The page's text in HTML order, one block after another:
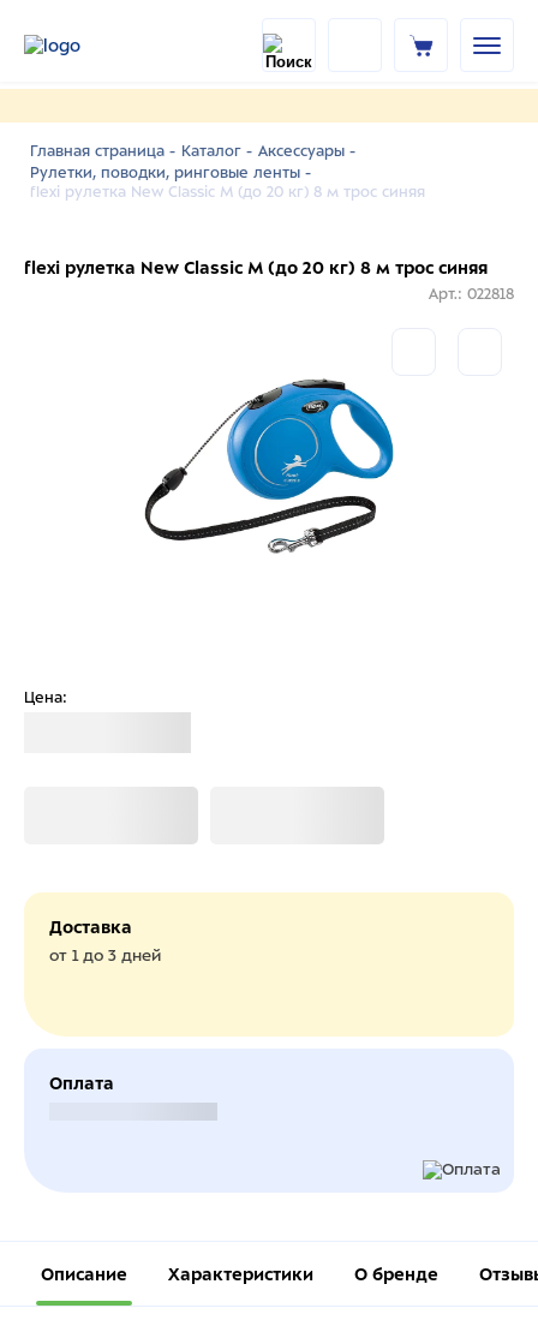
Главная страница - Каталог - Аксессуары -
Рулетки, поводки, ринговые ленты -
flexi рулетка New Classic M (до 20 кг) 8 м трос синяя
flexi рулетка New Classic M (до 20 кг) 8 м трос синяя
Арт.: 022818
Цена:
Доставка
от 1 до 3 дней
Оплата
Описание Характеристики О бренде